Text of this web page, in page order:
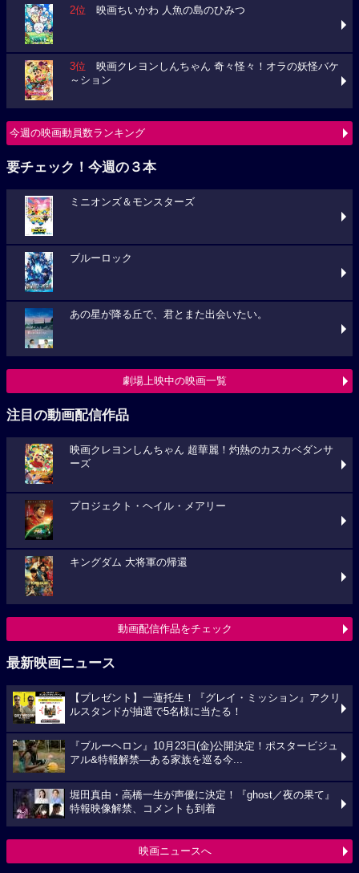
2位 映画ちいかわ 人魚の島のひみつ
3位 映画クレヨンしんちゃん 奇々怪々！オラの妖怪バケ
～ション
今週の映画動員数ランキング
要チェック！今週の３本
ミニオンズ＆モンスターズ
ブルーロック
あの星が降る丘で、君とまた出会いたい。
劇場上映中の映画一覧
注目の動画配信作品
映画クレヨンしんちゃん 超華麗！灼熱のカスカベダンサ
ーズ
プロジェクト・ヘイル・メアリー
キングダム 大将軍の帰還
動画配信作品をチェック
最新映画ニュース
【プレゼント】一蓮托生！『グレイ・ミッション』アクリ
ルスタンドが抽選で5名様に当たる！
『ブルーヘロン』10月23日(金)公開決定！ポスタービジュ
アル&特報解禁―ある家族を巡る今...
堀田真由・高橋一生が声優に決定！『ghost／夜の果て』
特報映像解禁、コメントも到着
映画ニュースへ